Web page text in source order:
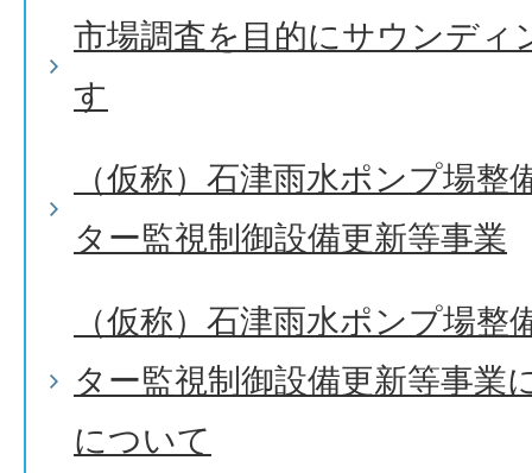
市場調査を目的にサウンディ
す
（仮称）石津雨水ポンプ場
ター監視制御設備更新等事業
（仮称）石津雨水ポンプ場
ター監視制御設備更新等事業
について